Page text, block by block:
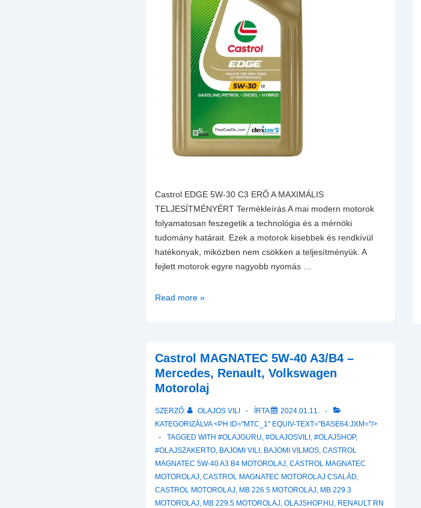
Castrol EDGE 5W-30 C3 ERŐ A MAXIMÁLIS
TELJESÍTMÉNYÉRT Termékleírás A mai modern motorok
folyamatosan feszegetik a technológia és a mérnöki
tudomány határait. Ezek a motorok kisebbek és rendkívül
hatékonyak, miközben nem csökken a teljesítményük. A
fejlett motorok egyre nagyobb nyomás …
Castrol
C3
Motorolaj
Read more »
Castrol MAGNATEC 5W-40 A3/B4 –
Mercedes, Renault, Volkswagen
Motorolaj
SZERZŐ: OLAJOS VILI ÍRTA
2024.01.11.
KATEGORIZÁLVA <PH ID="MTC_1" EQUIV-TEXT="BASE64:JXM="/>
TAGGED WITH#OLAJGURU,#OLAJOSVILI ,#OLAJSHOP,
#OLAJSZAKERTO, BAJOMI VILI , BAJOMI VILMOS,CASTROL
MAGNATEC 5W-40 A3 B4 MOTOROLAJ,CASTROL MAGNATEC
MOTOROLAJ,CASTROL MAGNATEC MOTOROLAJ CSALÁD,
CASTROL MOTOROLAJ, MB 226.5 MOTOROLAJ, MB 229.3
MOTOROLAJ, MB 229.5 MOTOROLAJ,OLAJSHOP.HU, RENAULT RN